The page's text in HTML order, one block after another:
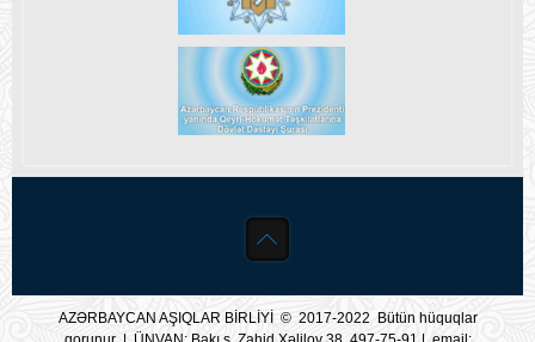
AZƏRBAYCAN AŞIQLAR BİRLİYİ © 2017-2022 Bütün hüquqlar